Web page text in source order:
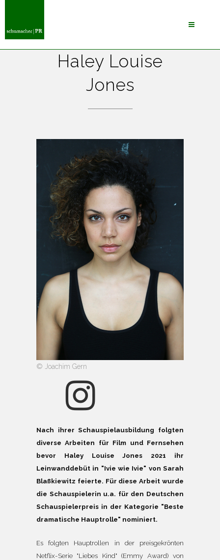
Haley Louise
Jones
© Joachim Gern
Nach ihrer Schauspielausbildung folgten
diverse Arbeiten für Film und Fernsehen
bevor Haley Louise Jones 2021 ihr
Leinwanddebüt in "Ivie wie Ivie" von Sarah
Blaßkiewitz feierte. Für diese Arbeit wurde
die Schauspielerin u.a. für den Deutschen
Schauspielerpreis in der Kategorie "Beste
dramatische Hauptrolle" nominiert.
Es folgten Hauptrollen in der preisgekrönten
Netflix-Serie "Liebes Kind" (Emmy Award) von